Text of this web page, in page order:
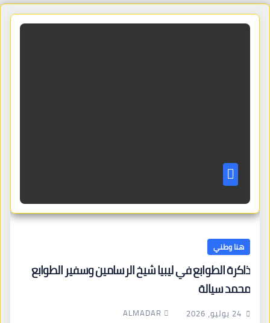
هنا وطني
ذاكرة الطوابع في ليبيا شيخ الرسامين وسفير الطوابع
محمد سيالة
24 يوليو، 2026 ALMADAR